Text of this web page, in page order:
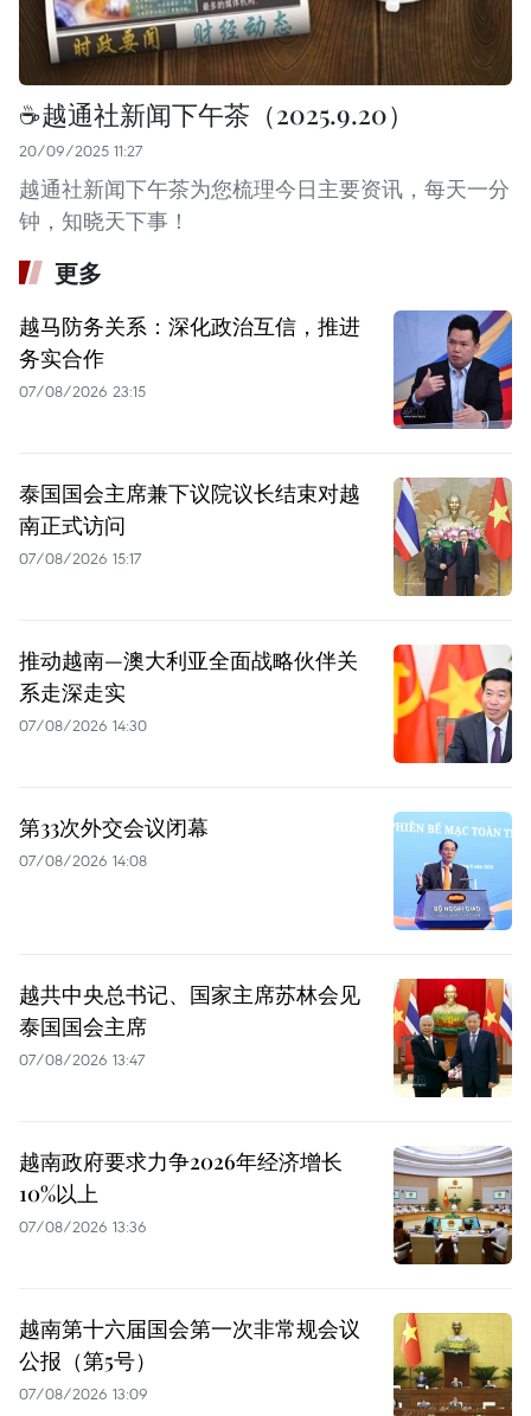
☕️越通社新闻下午茶（2025.9.20）
20/09/2025 11:27
越通社新闻下午茶为您梳理今日主要资讯，每天一分
钟，知晓天下事！
更多
越马防务关系：深化政治互信，推进
务实合作
07/08/2026 23:15
泰国国会主席兼下议院议长结束对越
南正式访问
07/08/2026 15:17
推动越南—澳大利亚全面战略伙伴关
系走深走实
07/08/2026 14:30
第33次外交会议闭幕
07/08/2026 14:08
越共中央总书记、国家主席苏林会见
泰国国会主席
07/08/2026 13:47
越南政府要求力争2026年经济增长
10%以上
07/08/2026 13:36
越南第十六届国会第一次非常规会议
公报（第5号）
07/08/2026 13:09